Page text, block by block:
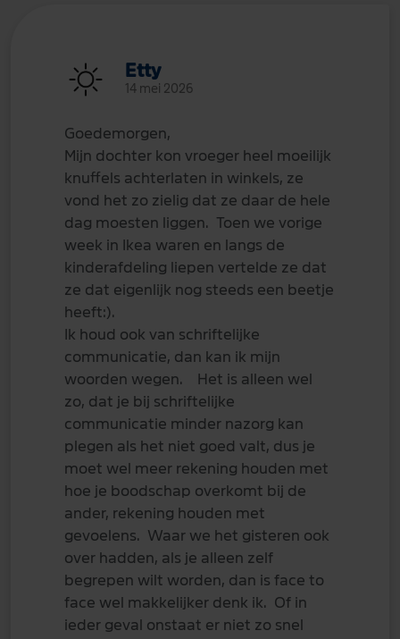
Etty
14 mei 2026
Goedemorgen,
Mijn dochter kon vroeger heel moeilijk
knuffels achterlaten in winkels, ze
vond het zo zielig dat ze daar de hele
dag moesten liggen. Toen we vorige
week in Ikea waren en langs de
kinderafdeling liepen vertelde ze dat
ze dat eigenlijk nog steeds een beetje
heeft:).
Ik houd ook van schriftelijke
communicatie, dan kan ik mijn
woorden wegen. Het is alleen wel
zo, dat je bij schriftelijke
communicatie minder nazorg kan
plegen als het niet goed valt, dus je
moet wel meer rekening houden met
hoe je boodschap overkomt bij de
ander, rekening houden met
gevoelens. Waar we het gisteren ook
over hadden, als je alleen zelf
begrepen wilt worden, dan is face to
face wel makkelijker denk ik. Of in
ieder geval onstaat er niet zo snel